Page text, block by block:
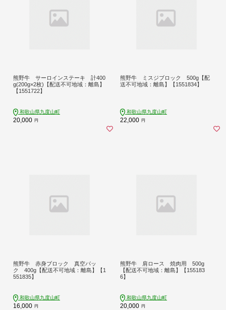
熊野牛 サーロインステーキ 計400
g(200g×2枚)【配送不可地域：離島】
【1551722】
和歌山県九度山町
20,000 円
熊野牛 ミスジブロック 500g【配
送不可地域：離島】【1551834】
和歌山県九度山町
22,000 円
熊野牛 赤身ブロック 真空パッ
ク 400g【配送不可地域：離島】【1
551835】
和歌山県九度山町
16,000 円
熊野牛 肩ロース 焼肉用 500g
【配送不可地域：離島】【155183
6】
和歌山県九度山町
20,000 円